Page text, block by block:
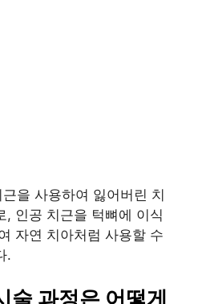
을 사용하여 잃어버린 치
, 인공 치근을 턱뼈에 이식
자연 치아처럼 사용할 수
.
술 과정은 어떻게